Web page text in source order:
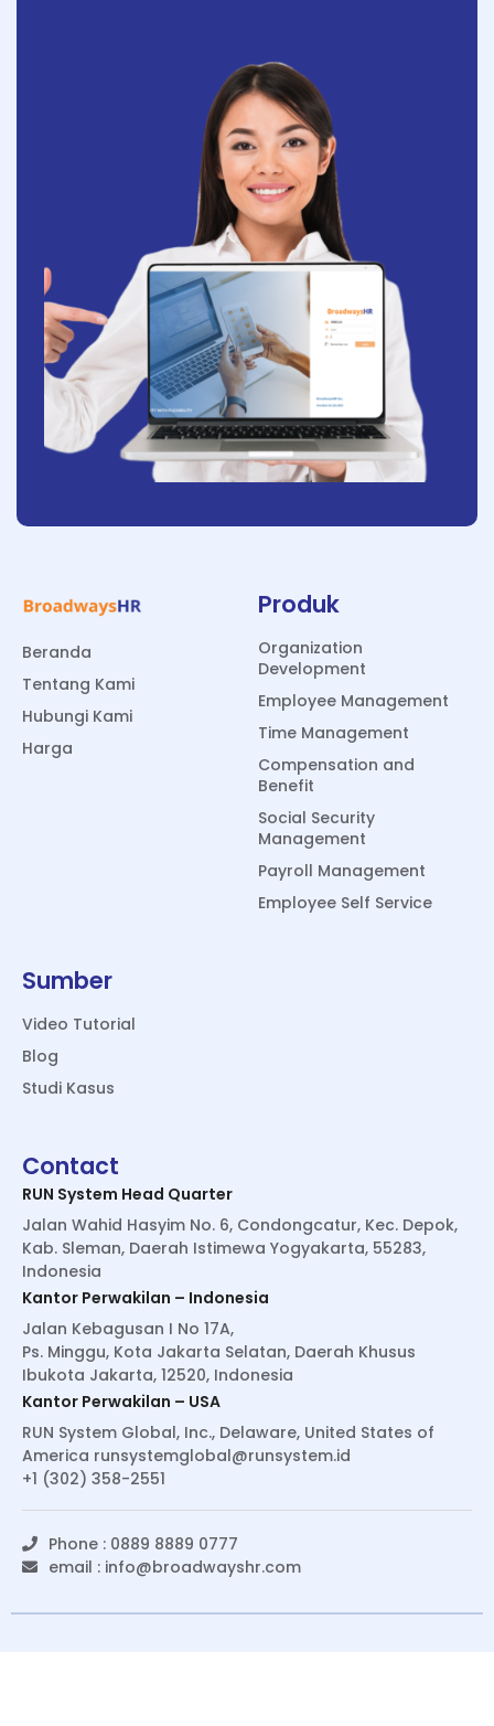
Beranda
Tentang Kami
Hubungi Kami
Harga
Produk
Organization
Development
Employee Management
Time Management
Compensation and
Benefit
Social Security
Management
Payroll Management
Employee Self Service
Sumber
Video Tutorial
Blog
Studi Kasus
Contact
RUN System Head Quarter
Jalan Wahid Hasyim No. 6, Condongcatur, Kec. Depok,
Kab. Sleman, Daerah Istimewa Yogyakarta, 55283,
Indonesia
Kantor Perwakilan – Indonesia
Jalan Kebagusan I No 17A,
Ps. Minggu, Kota Jakarta Selatan, Daerah Khusus
Ibukota Jakarta, 12520, Indonesia
Kantor Perwakilan – USA
RUN System Global, Inc., Delaware, United States of
America runsystemglobal@runsystem.id
+1 (302) 358-2551
Phone : 0889 8889 0777
email : info@broadwayshr.com